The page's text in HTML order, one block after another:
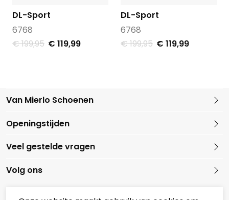
DL-Sport
6768
€ 199,95 € 119,99
DL-Sport
6768
€ 199,95 € 119,99
Van Mierlo Schoenen
Openingstijden
Veel gestelde vragen
Volg ons